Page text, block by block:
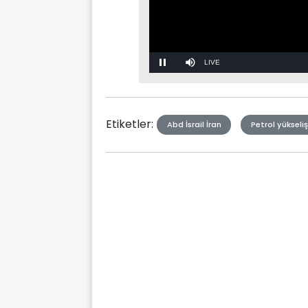
Mute Stream
Etiketler: Abd İsrail İran Petrol yükseliş